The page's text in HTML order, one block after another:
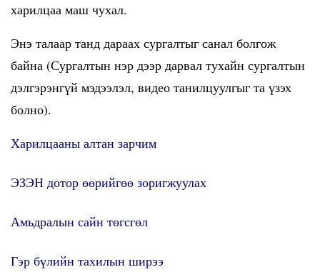
харилцаа маш чухал.
Энэ талаар танд дараах сургалтыг санал болгож
байна (Сургалтын нэр дээр дарвал тухайн сургалтын
дэлгэрэнгүй мэдээлэл, видео танилцуулгыг та үзэх
болно).
Харилцааны алтан зарчим
ЭЗЭН дотор өөрийгөө зоригжуулах
Амьдралын сайн төгсгөл
Гэр бүлийн тахилын ширээ